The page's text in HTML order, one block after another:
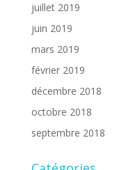
juillet 2019
juin 2019
mars 2019
février 2019
décembre 2018
octobre 2018
septembre 2018